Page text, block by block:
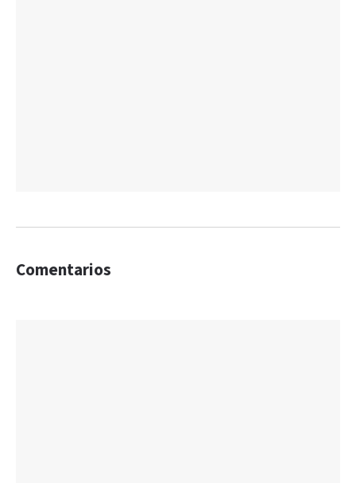
Comentarios